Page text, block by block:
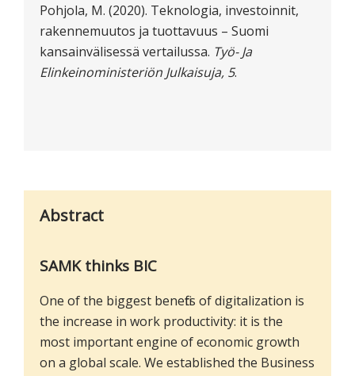
Pohjola, M. (2020). Teknologia, investoinnit,
rakennemuutos ja tuottavuus – Suomi
kansainvälisessä vertailussa. Työ- Ja
Elinkeinoministeriön Julkaisuja, 5.
Abstract
SAMK thinks BIC
One of the biggest benefits of digitalization is
the increase in work productivity: it is the
most important engine of economic growth
on a global scale. We established the Business